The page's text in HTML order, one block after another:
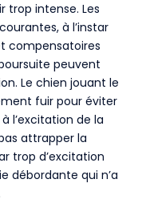
trop intense. Les
à l’instar
compensatoires
peuvent
Le chien jouant le
fuir pour éviter
l’excitation de la
attrapper la
trop d’excitation
débordante qui n’a